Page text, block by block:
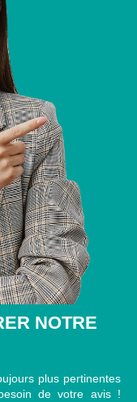
NOTRE
plus pertinentes
de votre avis !